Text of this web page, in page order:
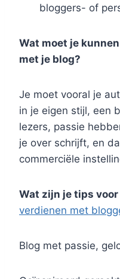
bloggers- of
Wat moet je
met je blog?
Je moet vooral je
in je eigen stijl, een
lezers, passie
je over schrijft, en
commerciële
Wat zijn je tips
verdienen met
Blog met passie,